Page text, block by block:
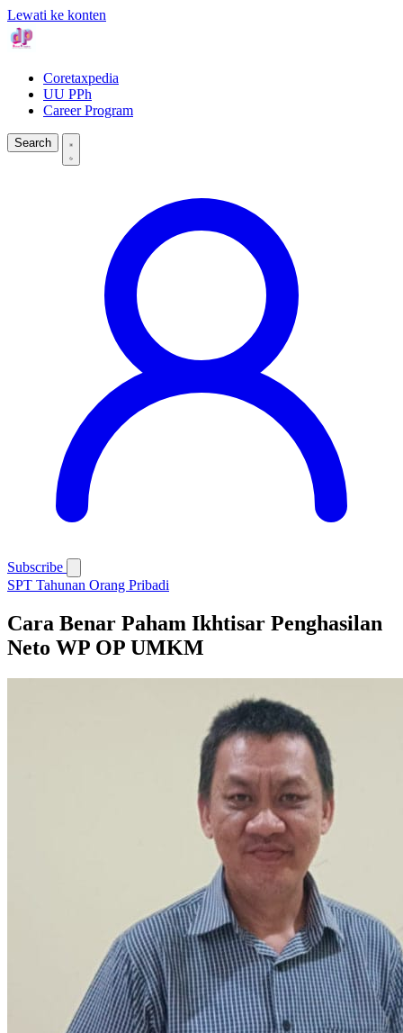
Lewati ke konten
Coretaxpedia
UU PPh
Career Program
Search
Subscribe
SPT Tahunan Orang Pribadi
Cara Benar Paham Ikhtisar Penghasilan
Neto WP OP UMKM